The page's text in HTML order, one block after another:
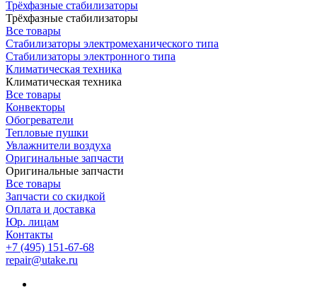
Трёхфазные стабилизаторы
Трёхфазные стабилизаторы
Все товары
Стабилизаторы электромеханического типа
Стабилизаторы электронного типа
Климатическая техника
Климатическая техника
Все товары
Конвекторы
Обогреватели
Тепловые пушки
Увлажнители воздуха
Оригинальные запчасти
Оригинальные запчасти
Все товары
Запчасти со скидкой
Оплата и доставка
Юр. лицам
Контакты
+7 (495) 151-67-68
repair@utake.ru